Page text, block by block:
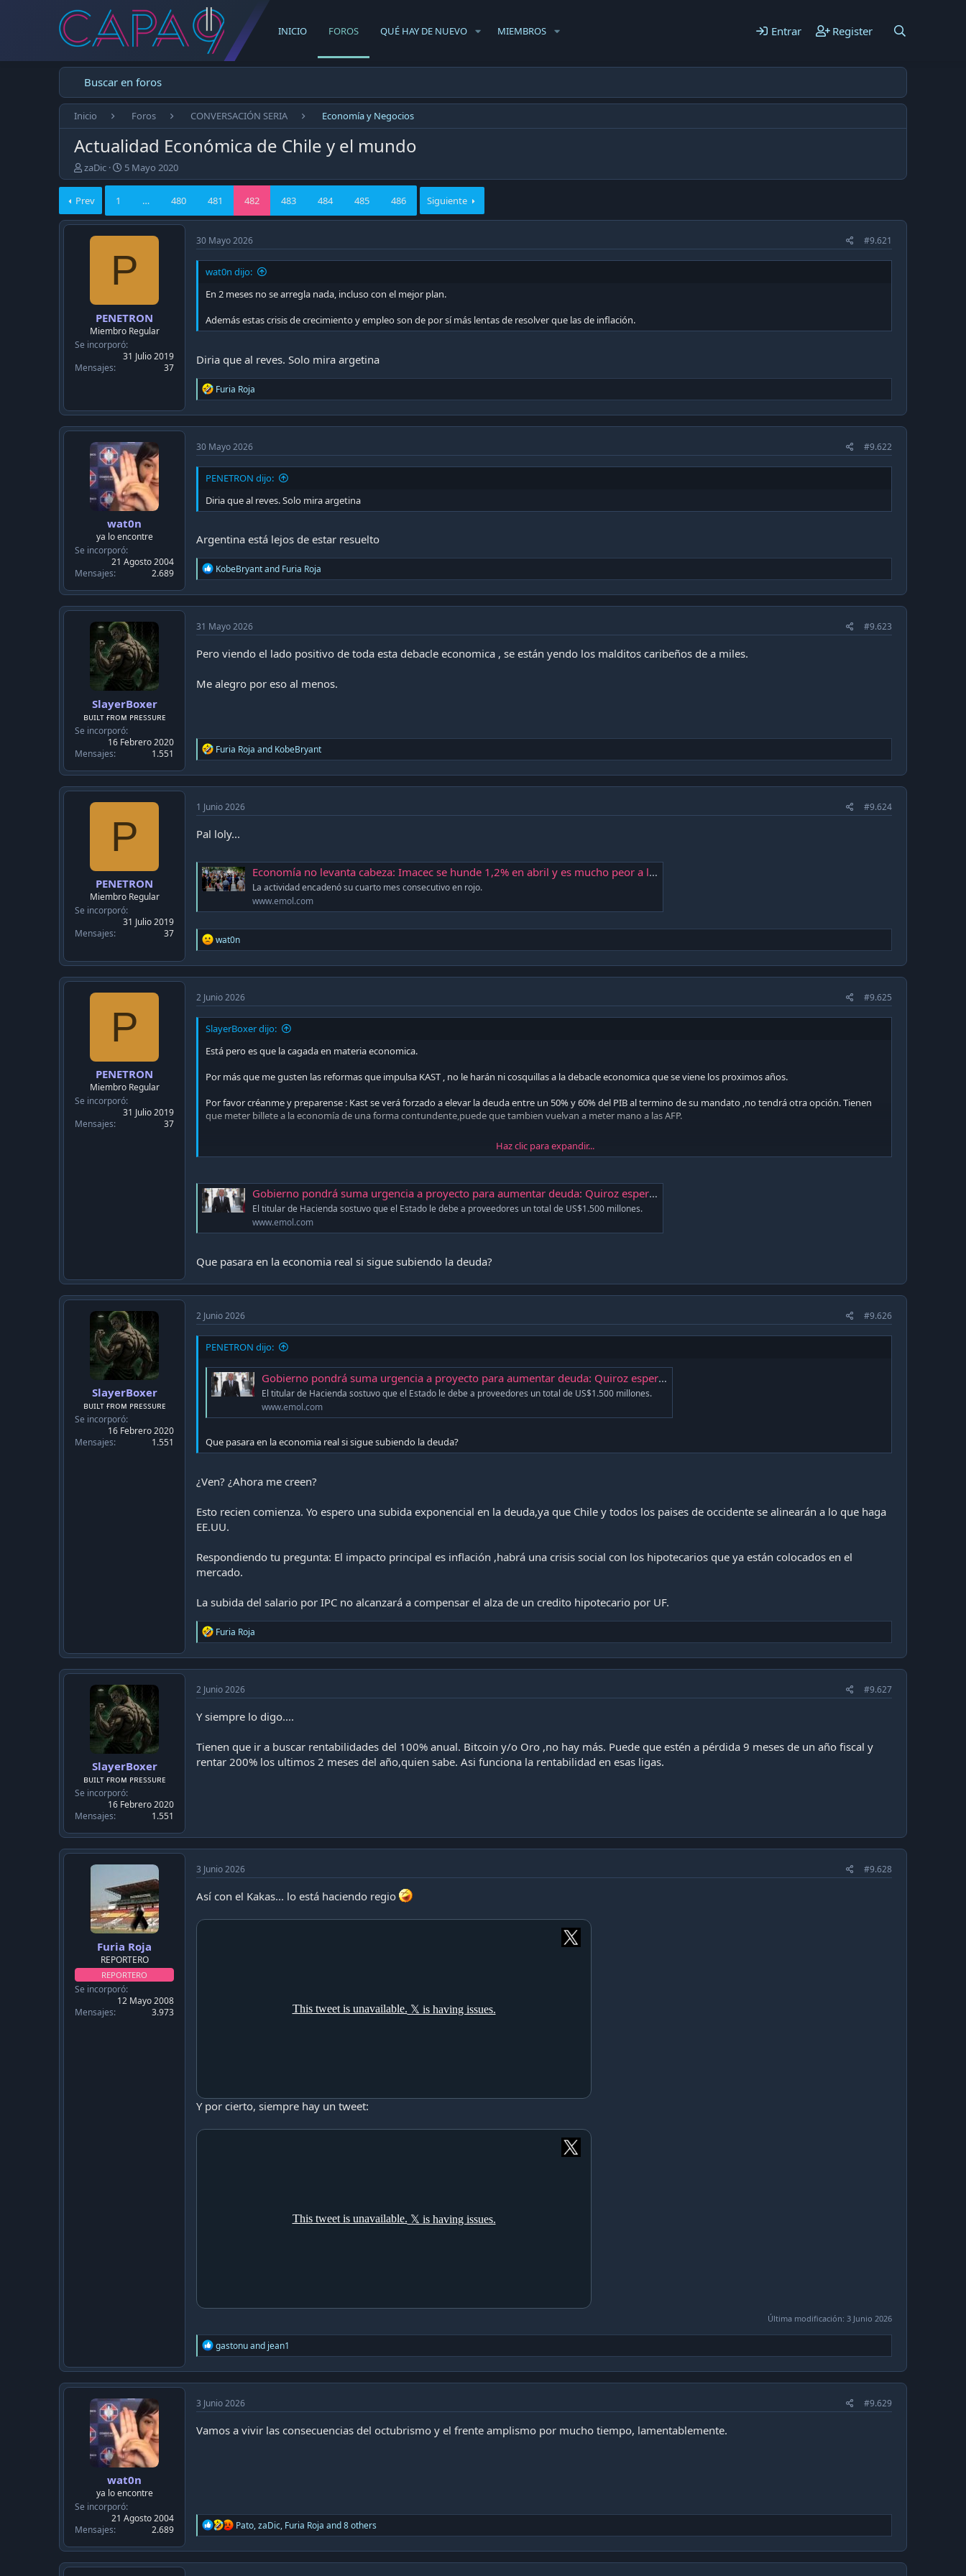
INICIO FOROS QUÉ HAY DE NUEVO MIEMBROS Entrar Register
Buscar en foros
Inicio Foros CONVERSACIÓN SERIA Economía y Negocios
Actualidad Económica de Chile y el mundo
E
m
e
z
zaDic
F
e
a
p
u
i
c
a
c
i
5 Mayo 2020
Prev 1 … 480 481 482 483 484 485 486 Siguiente
P
PENETRON
Miembro Regular
Se incorporó
31 Julio 2019
Mensajes
37
30 Mayo 2026 #9.621
wat0n dijo:
En 2 meses no se arregla nada, incluso con el mejor plan.
Además estas crisis de crecimiento y empleo son de por sí más lentas de resolver que las de inflación.
Diria que al reves. Solo mira argetina
R
e
i
o
n
s
Furia Roja
wat0n
ya lo encontre
Se incorporó
21 Agosto 2004
Mensajes
2.689
30 Mayo 2026 #9.622
PENETRON dijo:
Diria que al reves. Solo mira argetina
Argentina está lejos de estar resuelto
R
e
i
o
s
KobeBryantand Furia Roja
SlayerBoxer
ʙᴜɪʟᴛ ғʀᴏᴍ ᴘʀᴇssᴜʀᴇ
Se incorporó
16 Febrero 2020
Mensajes
1.551
31 Mayo 2026 #9.623
Pero viendo el lado positivo de toda esta debacle economica , se están yendo los malditos caribeños de a miles.
Me alegro por eso al menos.
R
e
i
o
n
s
Furia Roja and KobeBryant
P
PENETRON
Miembro Regular
Se incorporó
31 Julio 2019
Mensajes
37
1 Junio 2026 #9.624
Pal loly...
Economía no levanta cabeza: Imacec se hunde 1,2% en abril y es mucho peor a lo esperado
La actividad encadenó su cuarto mes consecutivo en rojo.
www.emol.com
R
e
i
o
n
s
wat0n
P
PENETRON
Miembro Regular
Se incorporó
31 Julio 2019
Mensajes
37
2 Junio 2026 #9.625
SlayerBoxer dijo:
Está pero es que la cagada en materia economica.
Por más que me gusten las reformas que impulsa KAST , no le harán ni cosquillas a la debacle economica que se viene los proximos años.
Por favor créanme y preparense : Kast se verá forzado a elevar la deuda entre un 50% y 60% del PIB al termino de su mandato ,no tendrá otra opción. Tienen
que meter billete a la economía de una forma contundente,puede que tambien vuelvan a meter mano a las AFP.
EEUU ya empezó a hacerlo ,mi proyeccion es que el 2027 lo hagan exponencialmente:
M2
View data of a measure of the U.S. money supply that includes all components of M1 plus several less-liquid
assets.
fred.stlouisfed.org
Ver adjunto 47894
Haz clic para expandir...
Gobierno pondrá suma urgencia a proyecto para aumentar deuda: Quiroz espera "cumplir" con límite del 45% del PIB
El titular de Hacienda sostuvo que el Estado le debe a proveedores un total de US$1.500 millones.
www.emol.com
Que pasara en la economia real si sigue subiendo la deuda?
SlayerBoxer
ʙᴜɪʟᴛ ғʀᴏᴍ ᴘʀᴇssᴜʀᴇ
Se incorporó
16 Febrero 2020
Mensajes
1.551
2 Junio 2026 #9.626
PENETRON dijo:
Gobierno pondrá suma urgencia a proyecto para aumentar deuda: Quiroz espera "cumplir" con límite del 45% del PIB
El titular de Hacienda sostuvo que el Estado le debe a proveedores un total de US$1.500 millones.
www.emol.com
Que pasara en la economia real si sigue subiendo la deuda?
¿Ven? ¿Ahora me creen?
Esto recien comienza. Yo espero una subida exponencial en la deuda,ya que Chile y todos los paises de occidente se alinearán a lo que haga
EE.UU.
Respondiendo tu pregunta: El impacto principal es inflación ,habrá una crisis social con los hipotecarios que ya están colocados en el
mercado.
La subida del salario por IPC no alcanzará a compensar el alza de un credito hipotecario por UF.
R
e
i
o
s
Furia Roja
SlayerBoxer
ʙᴜɪʟᴛ ғʀᴏᴍ ᴘʀᴇssᴜʀᴇ
Se incorporó
16 Febrero 2020
Mensajes
1.551
2 Junio 2026 #9.627
Y siempre lo digo....
Tienen que ir a buscar rentabilidades del 100% anual. Bitcoin y/o Oro ,no hay más. Puede que estén a pérdida 9 meses de un año fiscal y
rentar 200% los ultimos 2 meses del año,quien sabe. Asi funciona la rentabilidad en esas ligas.
Furia Roja
REPORTERO
REPORTERO
Se incorporó
12 Mayo 2008
Mensajes
3.973
3 Junio 2026 #9.628
Así con el Kakas... lo está haciendo regio
Y por cierto, siempre hay un tweet:
Última modificación: 3 Junio 2026
R
e
i
o
s
gastonuand jean1
wat0n
ya lo encontre
Se incorporó
21 Agosto 2004
Mensajes
2.689
3 Junio 2026 #9.629
Vamos a vivir las consecuencias del octubrismo y el frente amplismo por mucho tiempo, lamentablemente.
R
e
Pato,zaDic, Furia Roja and 8 others